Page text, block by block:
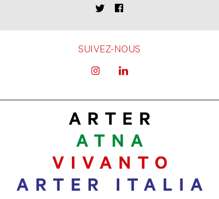
SUIVEZ-NOUS